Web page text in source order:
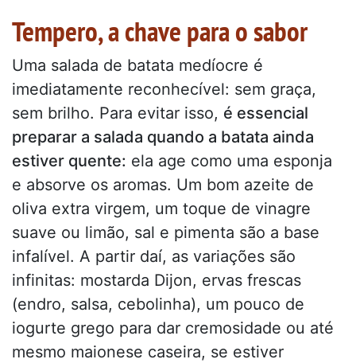
Tempero, a chave para o sabor
Uma salada de batata medíocre é
imediatamente reconhecível: sem graça,
sem brilho. Para evitar isso, é essencial
preparar a salada quando a batata ainda
estiver quente: ela age como uma esponja
e absorve os aromas. Um bom azeite de
oliva extra virgem, um toque de vinagre
suave ou limão, sal e pimenta são a base
infalível. A partir daí, as variações são
infinitas: mostarda Dijon, ervas frescas
(endro, salsa, cebolinha), um pouco de
iogurte grego para dar cremosidade ou até
mesmo maionese caseira, se estiver